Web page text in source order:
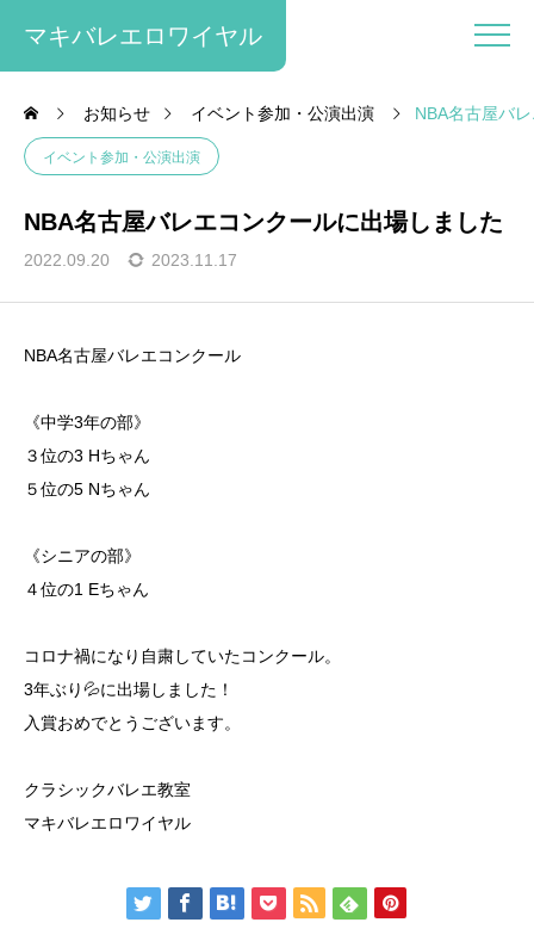
マキバレエロワイヤル
お知らせ イベント参加・公演出演 NBA名古屋バ
イベント参加・公演出演
NBA名古屋バレエコンクールに出場しました
2022.09.20 2023.11.17
NBA名古屋バレエコンクール
《中学3年の部》
３位の3 Hちゃん
５位の5 Nちゃん
《シニアの部》
４位の1 Eちゃん
コロナ禍になり自粛していたコンクール。
3年ぶり💦に出場しました！
入賞おめでとうございます。
クラシックバレエ教室
マキバレエロワイヤル